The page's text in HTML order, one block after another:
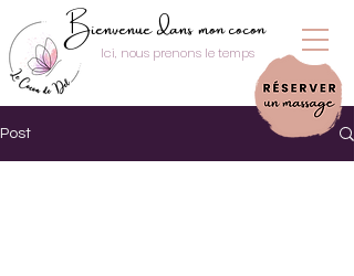
Bienvenue dans mon cocon
Ici, nous prenons le temps
Post